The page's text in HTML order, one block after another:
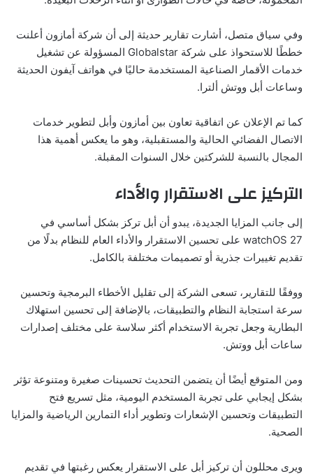
وفي سياق متصل، أشارت تقارير حديثة إلى أن شركة أمازون أعلنت
خططًا للاستحواذ على شركة Globalstar المسؤولة عن تشغيل
خدمات الأقمار الصناعية المستخدمة حاليًا في هواتف آيفون الحديثة
وساعات أبل ووتش ألترا.
كما تم الإعلان عن اتفاقية تعاون بين أمازون وأبل لتطوير خدمات
الاتصال الفضائي الحالية والمستقبلية، وهو ما يعكس أهمية هذا
المجال بالنسبة للشركتين خلال السنوات المقبلة.
التركيز على الاستقرار والأداء
إلى جانب المزايا الجديدة، يبدو أن أبل تركز بشكل أساسي في
watchOS 27 على تحسين الاستقرار والأداء العام للنظام بدلًا من
تقديم تغييرات جذرية أو تصميمات مختلفة بالكامل.
ووفقًا للتقارير، تسعى الشركة إلى تقليل الأخطاء البرمجية وتحسين
سرعة استجابة النظام والتطبيقات، بالإضافة إلى تحسين استهلاك
البطارية وجعل تجربة الاستخدام أكثر سلاسة على مختلف إصدارات
ساعات أبل ووتش.
ومن المتوقع أيضًا أن يتضمن التحديث تحسينات صغيرة ومتنوعة تؤثر
بشكل إيجابي على تجربة المستخدم اليومية، مثل تسريع فتح
التطبيقات وتحسين الإشعارات وتطوير أداء التمارين الرياضية والمزايا
الصحية.
ويرى محللون أن تركيز أبل على الاستقرار يعكس رغبتها في تقديم